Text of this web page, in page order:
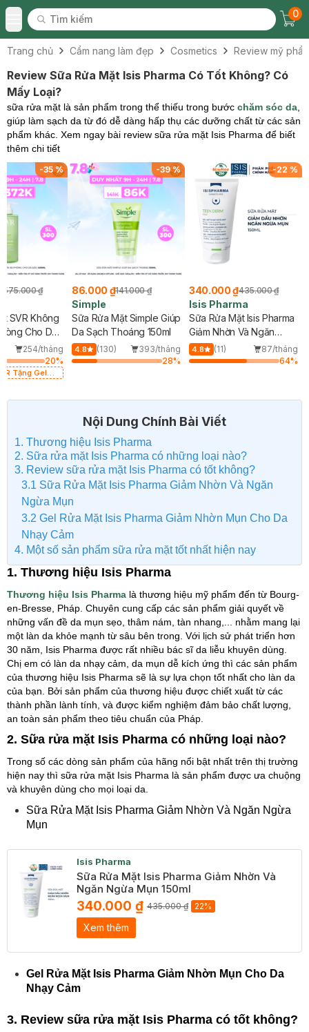
Toggle Menu
Tìm kiếm
Tìm kiếm
0
Trang chủ Cẩm nang làm đẹp Cosmetics Review mỹ
Review Sữa Rửa Mặt Isis Pharma Có Tốt Không? Có
Mấy Loại?
sữa rửa mặt là sản phẩm trong thể thiếu trong bước chăm sóc da
giúp làm sạch da từ đó dễ dàng hấp thụ các dưỡng chất từ các sản
phẩm khác. Xem ngay bài review sữa rửa mặt Isis Pharma để biết
thêm chi tiết
-35%
575.000 ₫
SVR Không
Cho Da
254/tháng
20%
Tặng Gel
-39%
86.000 ₫141.000 ₫
Simple
Sữa Rửa Mặt Simple Giúp
Da Sạch Thoáng 150ml
4.8 (130)
393/tháng
28%
-22 %
340.000 ₫435.000 ₫
Isis Pharma
Sữa Rửa Mặt Isis Pharma
Giảm Nhờn Và Ngăn
Ngừa Mụn 150ml
4.8 (11)
87/tháng
64%
Nội Dung Chính Bài Viết
1. Thương hiệu Isis Pharma
2. Sữa rửa mặt Isis Pharma có những loại nào?
3. Review sữa rửa mặt Isis Pharma có tốt không?
3.1 Sữa Rửa Mặt Isis Pharma Giảm Nhờn Và Ngăn
Ngừa Mụn
3.2 Gel Rửa Mặt Isis Pharma Giảm Nhờn Mụn Cho Da
Nhạy Cảm
4. Một số sản phẩm sữa rửa mặt tốt nhất hiện nay
1. Thương hiệu Isis Pharma
Thương hiệu Isis Pharma là thương hiệu mỹ phẩm đến từ Bourg-
en-Bresse, Pháp. Chuyên cung cấp các sản phẩm giải quyết về
những vấn đề da mụn sẹo, thâm nám, tàn nhang,... nhằm mang lại
một làn da khỏe mạnh từ sâu bên trong. Với lịch sử phát triển hơn
30 năm, Isis Pharma được rất nhiều bác sĩ da liễu khuyên dùng.
Chị em có làn da nhạy cảm, da mụn dễ kích ứng thì các sản phẩm
của thương hiệu Isis Pharma sẽ là sự lựa chọn tốt nhất cho làn da
của bạn. Bởi sản phẩm của thương hiệu được chiết xuất từ các
thành phần lành tính, và được kiểm nghiệm đảm bảo chất lượng,
an toàn sản phẩm theo tiêu chuẩn của Pháp.
2. Sữa rửa mặt Isis Pharma có những loại nào?
Trong số các dòng sản phẩm của hãng nổi bật nhất trên thị trường
hiện nay thì sữa rửa mặt Isis Pharma là sản phẩm được ưa chuộng
và khuyên dùng cho mọi loại da.
Sữa Rửa Mặt Isis Pharma Giảm Nhờn Và Ngăn Ngừa
Mụn
Isis Pharma
Sữa Rửa Mặt Isis Pharma Giảm Nhờn Và
Ngăn Ngừa Mụn 150ml
340.000 ₫ 435.000 ₫ 22%
Xem thêm
Gel Rửa Mặt Isis Pharma Giảm Nhờn Mụn Cho Da
Nhạy Cảm
3. Review sữa rửa mặt Isis Pharma có tốt không?